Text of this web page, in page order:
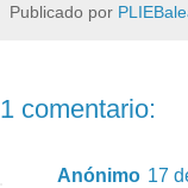
Publicado por
1 comentario:
Anónimo 17